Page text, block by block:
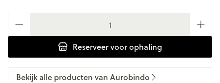
Reserveervoor ophaling
Bekijk alle producten van Aurobindo